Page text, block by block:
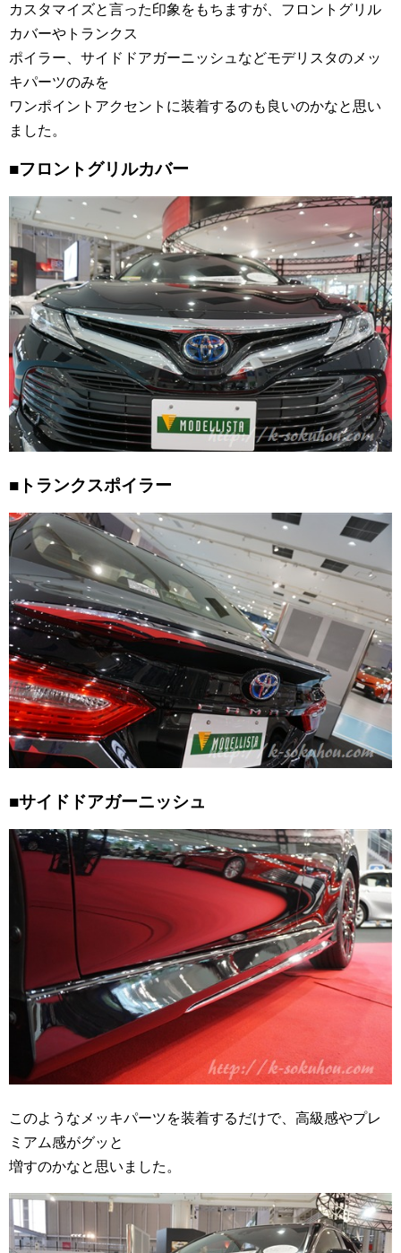
カスタマイズと言った印象をもちますが、フロントグリル
カバーやトランクス
ポイラー、サイドドアガーニッシュなどモデリスタのメッ
キパーツのみを
ワンポイントアクセントに装着するのも良いのかなと思い
ました。
■フロントグリルカバー
■トランクスポイラー
■サイドドアガーニッシュ
このようなメッキパーツを装着するだけで、高級感やプレ
ミアム感がグッと
増すのかなと思いました。